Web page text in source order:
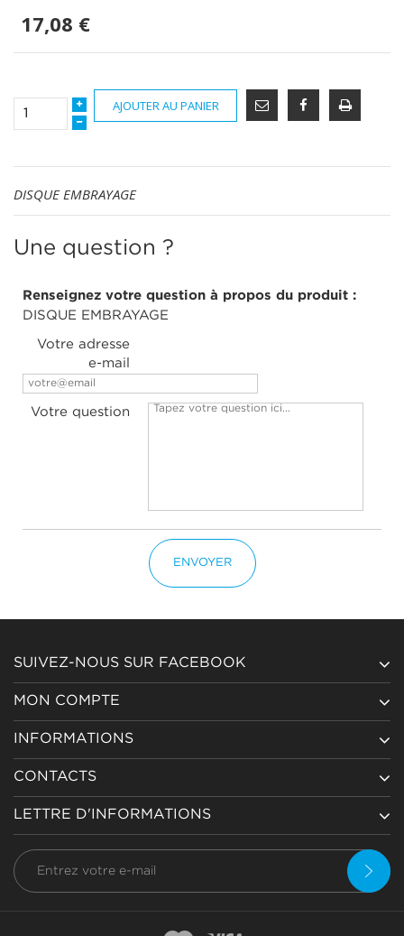
17,08 €
AJOUTER AU PANIER
DISQUE EMBRAYAGE
Une question ?
Renseignez votre question à propos du produit :
DISQUE EMBRAYAGE
Votre adresse
e-mail
Votre question
ENVOYER
SUIVEZ-NOUS SUR FACEBOOK
MON COMPTE
INFORMATIONS
CONTACTS
LETTRE D'INFORMATIONS